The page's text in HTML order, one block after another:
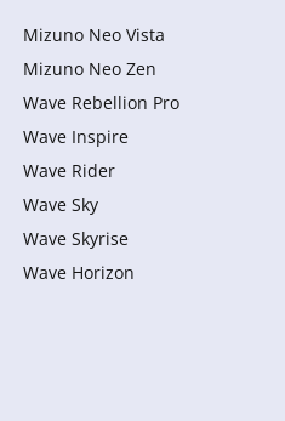
Mizuno Neo Vista
Mizuno Neo Zen
Wave Rebellion Pro
Wave Inspire
Wave Rider
Wave Sky
Wave Skyrise
Wave Horizon